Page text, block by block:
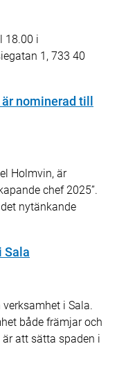
18.00 i
1, 733 40
nominerad till
Holmvin, är
chef 2025”.
nytänkande
Sala
i Sala.
både främjar och
att sätta spaden i